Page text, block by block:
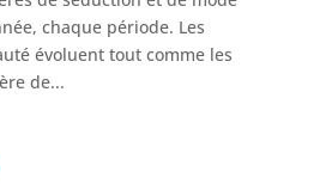
chaque période. Les
évoluent tout comme les
de...